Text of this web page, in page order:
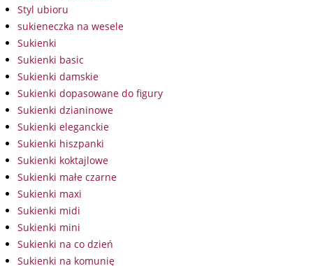
Styl ubioru
sukieneczka na wesele
Sukienki
Sukienki basic
Sukienki damskie
Sukienki dopasowane do figury
Sukienki dzianinowe
Sukienki eleganckie
Sukienki hiszpanki
Sukienki koktajlowe
Sukienki małe czarne
Sukienki maxi
Sukienki midi
Sukienki mini
Sukienki na co dzień
Sukienki na komunię